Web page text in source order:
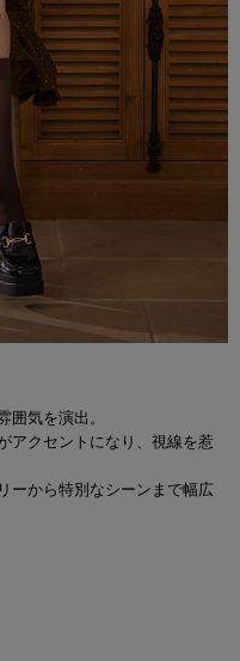
囲気を演出。
アクセントになり、視線を惹
ーから特別なシーンまで幅広